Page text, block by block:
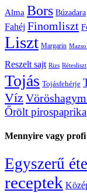
Alma Bors Búzadara
Fahéj Finomliszt
Liszt Margarin
Reszelt sajt Rizs Rétesliszt
Tojás Tojásfehérje
Víz
Őrölt pirospaprika
Mennyire vagy
Egyszerű
receptek